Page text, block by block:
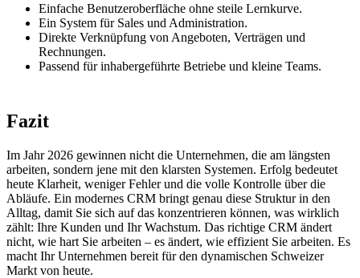
Einfache Benutzeroberfläche ohne steile Lernkurve.
Ein System für Sales und Administration.
Direkte Verknüpfung von Angeboten, Verträgen und
Rechnungen.
Passend für inhabergeführte Betriebe und kleine Teams.
Fazit
Im Jahr 2026 gewinnen nicht die Unternehmen, die am längsten
arbeiten, sondern jene mit den klarsten Systemen. Erfolg bedeutet
heute Klarheit, weniger Fehler und die volle Kontrolle über die
Abläufe. Ein modernes CRM bringt genau diese Struktur in den
Alltag, damit Sie sich auf das konzentrieren können, was wirklich
zählt: Ihre Kunden und Ihr Wachstum. Das richtige CRM ändert
nicht, wie hart Sie arbeiten – es ändert, wie effizient Sie arbeiten. Es
macht Ihr Unternehmen bereit für den dynamischen Schweizer
Markt von heute.